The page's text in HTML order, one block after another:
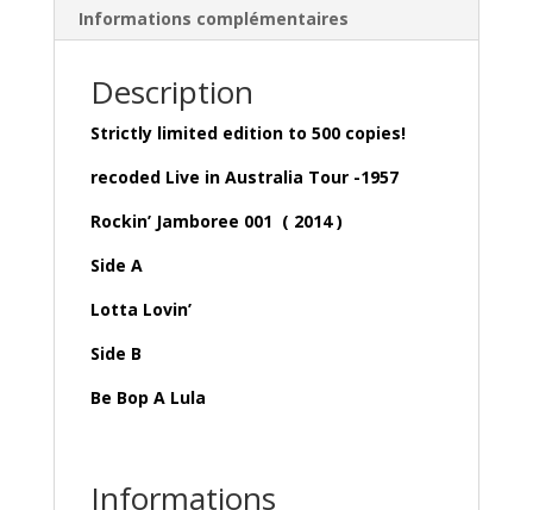
Informations complémentaires
Description
Strictly limited edition to 500 copies!
recoded Live in Australia Tour -1957
Rockin’ Jamboree 001 ( 2014 )
Side A
Lotta Lovin’
Side B
Be Bop A Lula
Informations